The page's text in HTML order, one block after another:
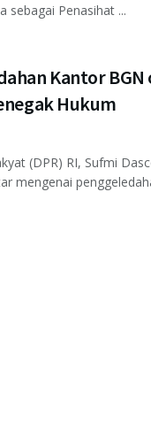
sebagai Penasihat ...
Kantor BGN
Hukum
(DPR) RI, Sufmi
mengenai